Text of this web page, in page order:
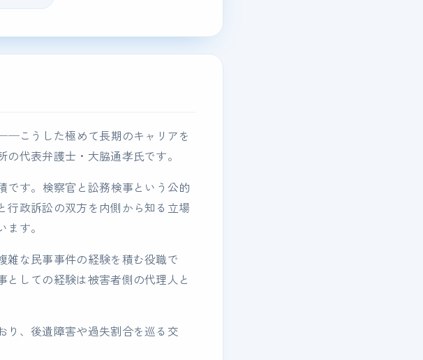
こうした極めて長期のキャリアを
代表弁護士・大脇通孝氏です。
です。検察官と訟務検事という公的
行政訴訟の双方を内側から知る立場
す。
雑な民事事件の経験を積む役職で
しての経験は被害者側の代理人と
り、後遺障害や過失割合を巡る交